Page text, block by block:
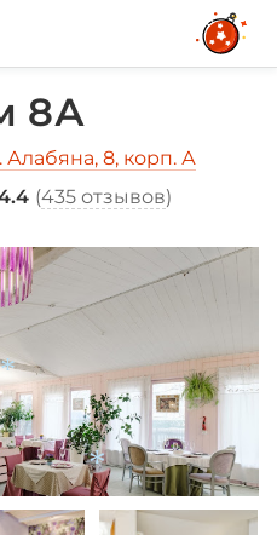
8А
8, корп. А
(435 отзывов)
*
*